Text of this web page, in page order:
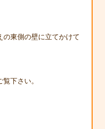
東側の壁に立てかけて
下さい。